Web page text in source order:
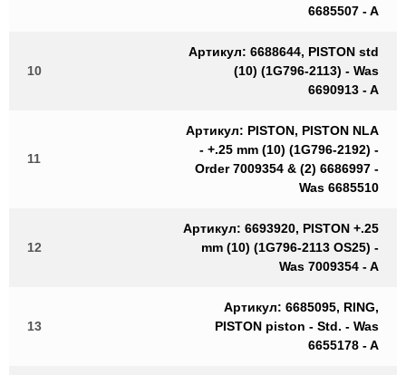
6685507 - A
10
Артикул: 6688644, PISTON std
(10) (1G796-2113) - Was
6690913 - A
11
Артикул: PISTON, PISTON NLA
- +.25 mm (10) (1G796-2192) -
Order 7009354 & (2) 6686997 -
Was 6685510
12
Артикул: 6693920, PISTON +.25
mm (10) (1G796-2113 OS25) -
Was 7009354 - A
13
Артикул: 6685095, RING,
PISTON piston - Std. - Was
6655178 - A